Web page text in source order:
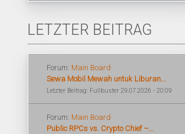
LETZTER BEITRAG
Forum: Main Board
Sewa Mobil Mewah untuk Liburan...
Letzter Beitrag: Fullbuster 29.07.2026 - 20:09
Forum: Main Board
Public RPCs vs. Crypto Chief –...